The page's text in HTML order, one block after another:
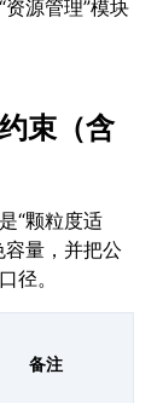
源管理”模块
束（含
“颗粒度适
容量，并把公
径。
备注